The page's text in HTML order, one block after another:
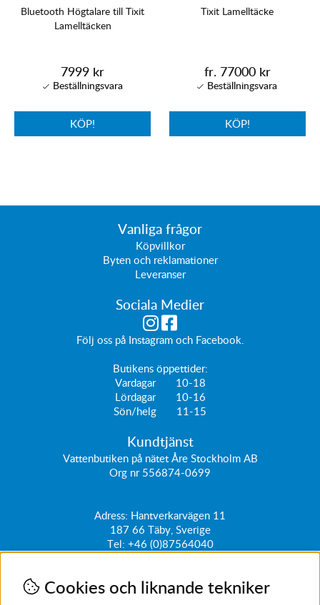
Bluetooth Högtalare till Tixit
Lamelltäcken
7999 kr
KÖP!
Tixit Lamelltäcke
fr. 77000 kr
KÖP!
Vanliga frågor
Köpvillkor
Byten och reklamationer
Leveranser
Sociala Medier
Följ oss på Instagramoch Facebook
Butikens öppettider:
Vardagar 10-18
Lördagar 10-16
Sön/helg 11-15
Kundtjänst
Vattenbutiken på nätet Åre Stockholm AB
Org nr 556874-0699
Adress: Hantverkarvägen 11
187 66 Täby, Sverige
Tel: +46 (0)87564040
kundtjanst@vattenbutiken.se
Få vårt nyhetsbrev
Cookies och liknande tekniker